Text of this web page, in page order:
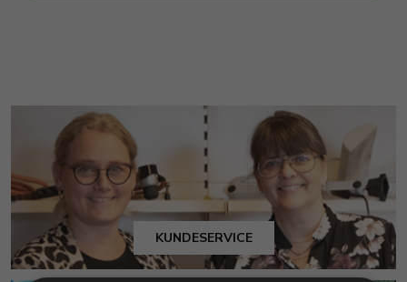
KUNDESERVICE